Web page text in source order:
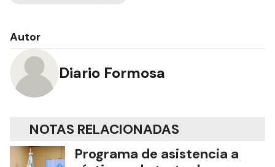
Autor
Diario Formosa
NOTAS RELACIONADAS
Programa de asistencia a